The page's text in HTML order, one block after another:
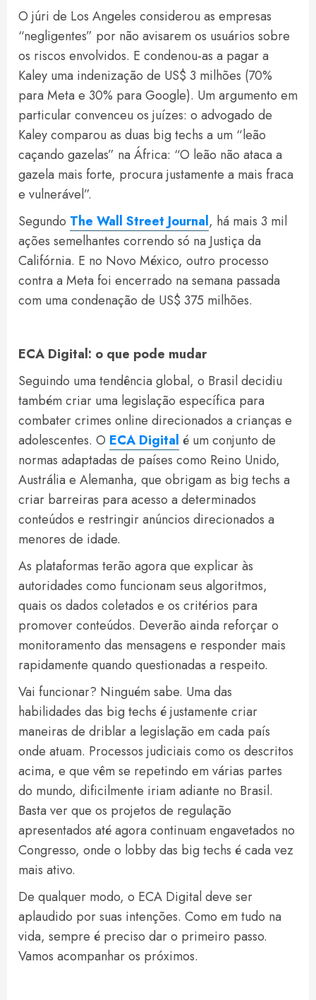
O júri de Los Angeles considerou as empresas
“negligentes” por não avisarem os usuários sobre
os riscos envolvidos. E condenou-as a pagar a
Kaley uma indenização de US$ 3 milhões (70%
para Meta e 30% para Google). Um argumento em
particular convenceu os juízes: o advogado de
Kaley comparou as duas big techs a um “leão
caçando gazelas” na África: “O leão não ataca a
gazela mais forte, procura justamente a mais fraca
e vulnerável”.
Segundo The Wall Street Journal, há mais 3 mil
ações semelhantes correndo só na Justiça da
Califórnia. E no Novo México, outro processo
contra a Meta foi encerrado na semana passada
com uma condenação de US$ 375 milhões.
ECA Digital: o que pode mudar
Seguindo uma tendência global, o Brasil decidiu
também criar uma legislação específica para
combater crimes online direcionados a crianças e
adolescentes. O ECA Digital é um conjunto de
normas adaptadas de países como Reino Unido,
Austrália e Alemanha, que obrigam as big techs a
criar barreiras para acesso a determinados
conteúdos e restringir anúncios direcionados a
menores de idade.
As plataformas terão agora que explicar às
autoridades como funcionam seus algoritmos,
quais os dados coletados e os critérios para
promover conteúdos. Deverão ainda reforçar o
monitoramento das mensagens e responder mais
rapidamente quando questionadas a respeito.
Vai funcionar? Ninguém sabe. Uma das
habilidades das big techs é justamente criar
maneiras de driblar a legislação em cada país
onde atuam. Processos judiciais como os descritos
acima, e que vêm se repetindo em várias partes
do mundo, dificilmente iriam adiante no Brasil.
Basta ver que os projetos de regulação
apresentados até agora continuam engavetados no
Congresso, onde o lobby das big techs é cada vez
mais ativo.
De qualquer modo, o ECA Digital deve ser
aplaudido por suas intenções. Como em tudo na
vida, sempre é preciso dar o primeiro passo.
Vamos acompanhar os próximos.